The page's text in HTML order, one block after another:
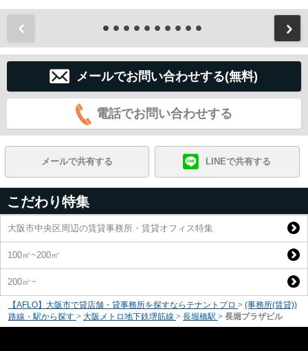
メールでお問い合わせする(無料)
電話でお問い合わせする
メールで共有する LINEで共有する
こだわり特集
大阪市中央区周辺の賃貸事務所・賃貸オフィス特集
100㎡~200㎡
200㎡~
【AFLO】大阪市で貸店舗・貸事務所を探すならテナントプロ > (事務所(賃貸))
路線・駅から探す > 大阪メトロ地下鉄堺筋線 > 長堀橋駅 > 長堀プラザビル